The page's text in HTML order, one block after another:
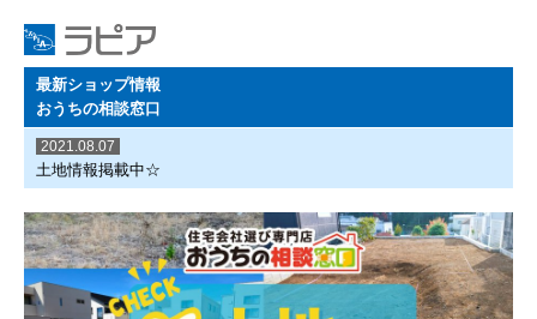
最新ショップ情報
おうちの相談窓口
2021.08.07
土地情報掲載中☆